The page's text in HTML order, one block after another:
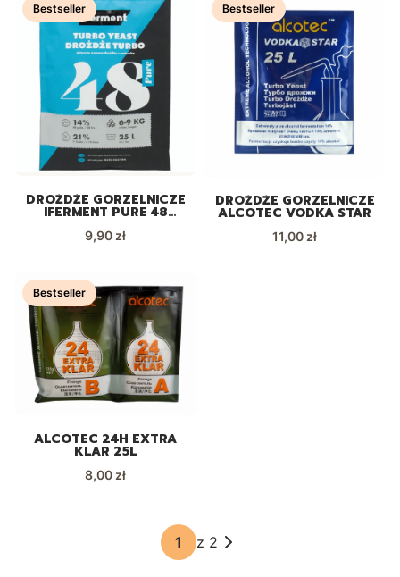
Bestseller
DROŻDŻE GORZELNICZE
IFERMENT PURE 48
Cena
9,90 zł
Bestseller
DROŻDŻE GORZELNICZE
ALCOTEC VODKA STAR
Cena
11,00 zł
Bestseller
ALCOTEC 24H EXTRA
KLAR 25L
Cena
8,00 zł
z 2